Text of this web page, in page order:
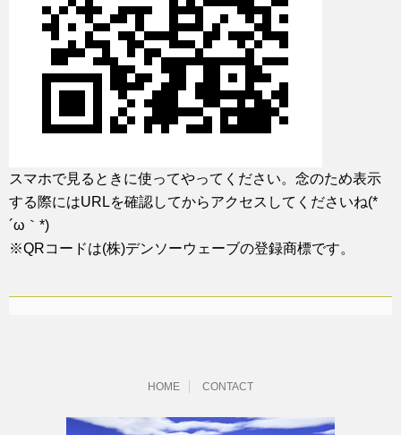
スマホで見るときに使ってやってください。念のため表示
する際にはURLを確認してからアクセスしてくださいね(*
´ω｀*)
※QRコードは(株)デンソーウェーブの登録商標です。
HOME CONTACT